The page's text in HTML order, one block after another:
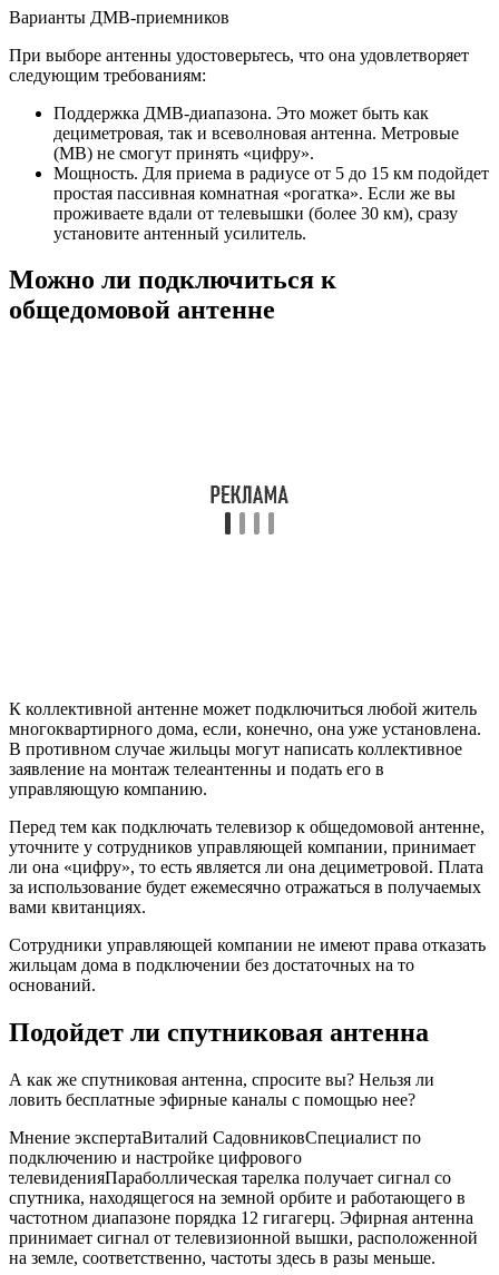
К коллективной антенне может подключиться любой житель
В противном случае жильцы могут написать коллективное
заявление на монтаж телеантенны и подать его в
управляющую компанию.
Перед тем как подключать телевизор к общедомовой антенне,
уточните у сотрудников управляющей компании, принимает
ли она «цифру», то есть является ли она дециметровой. Плата
за использование будет ежемесячно отражаться в получаемых
вами квитанциях.
жильцам дома в подключении без достаточных на то
оснований.
телевиденияПараболлическая тарелка получает сигнал со
спутника, находящегося на земной орбите и работающего в
частотном диапазоне порядка 12 гигагерц. Эфирная антенна
Ввиду этого просматривать бесплатные эфирные цифровые
телеканалы посредством спутниковой тарелки нельзя.
Плюс спутникового телевидения в том, что сигнал возможно
принимать в любом месте, даже в том, где нет мобильной
абонентской платы.
Ловим каналы, если под рукой нет
антенны
Если у вас нет телеантенны и возможности ее купить,
например при пребывании на даче, вы можете за 5 минут
сделать ее в домашних условиях. Само собой, этот метод
нельзя назвать 100% рабочим.